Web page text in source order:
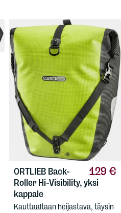
129 €
ORTLIEB Back-
Roller Hi-Visibility, yksi
kappale
Kauttaaltaan heijastava, täysin